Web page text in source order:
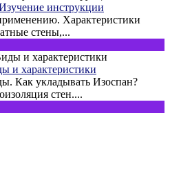
инструкции
Характеристики
стены,...
и характеристики
Как укладывать Изоспан?
стен....